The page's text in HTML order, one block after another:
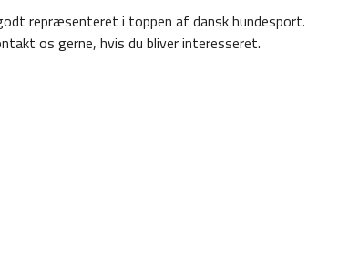
repræsenteret i toppen af dansk hundesport.
os gerne, hvis du bliver interesseret.